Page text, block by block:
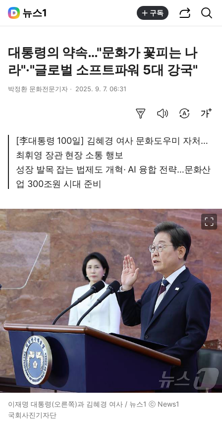
뉴스1 구독
대통령의 약속…"문화가 꽃피는 나
라"·"글로벌 소프트파워 5대 강국"
박정환 문화전문기자 2025. 9. 7. 06:31
[李대통령 100일] 김혜경 여사 문화도우미 자처…
최휘영 장관 현장 소통 행보
성장 발목 잡는 법제도 개혁· AI 융합 전략…문화산
업 300조원 시대 준비
이재명 대통령(오른쪽)과 김혜경 여사 / 뉴스1 ⓒ News1
국회사진기자단